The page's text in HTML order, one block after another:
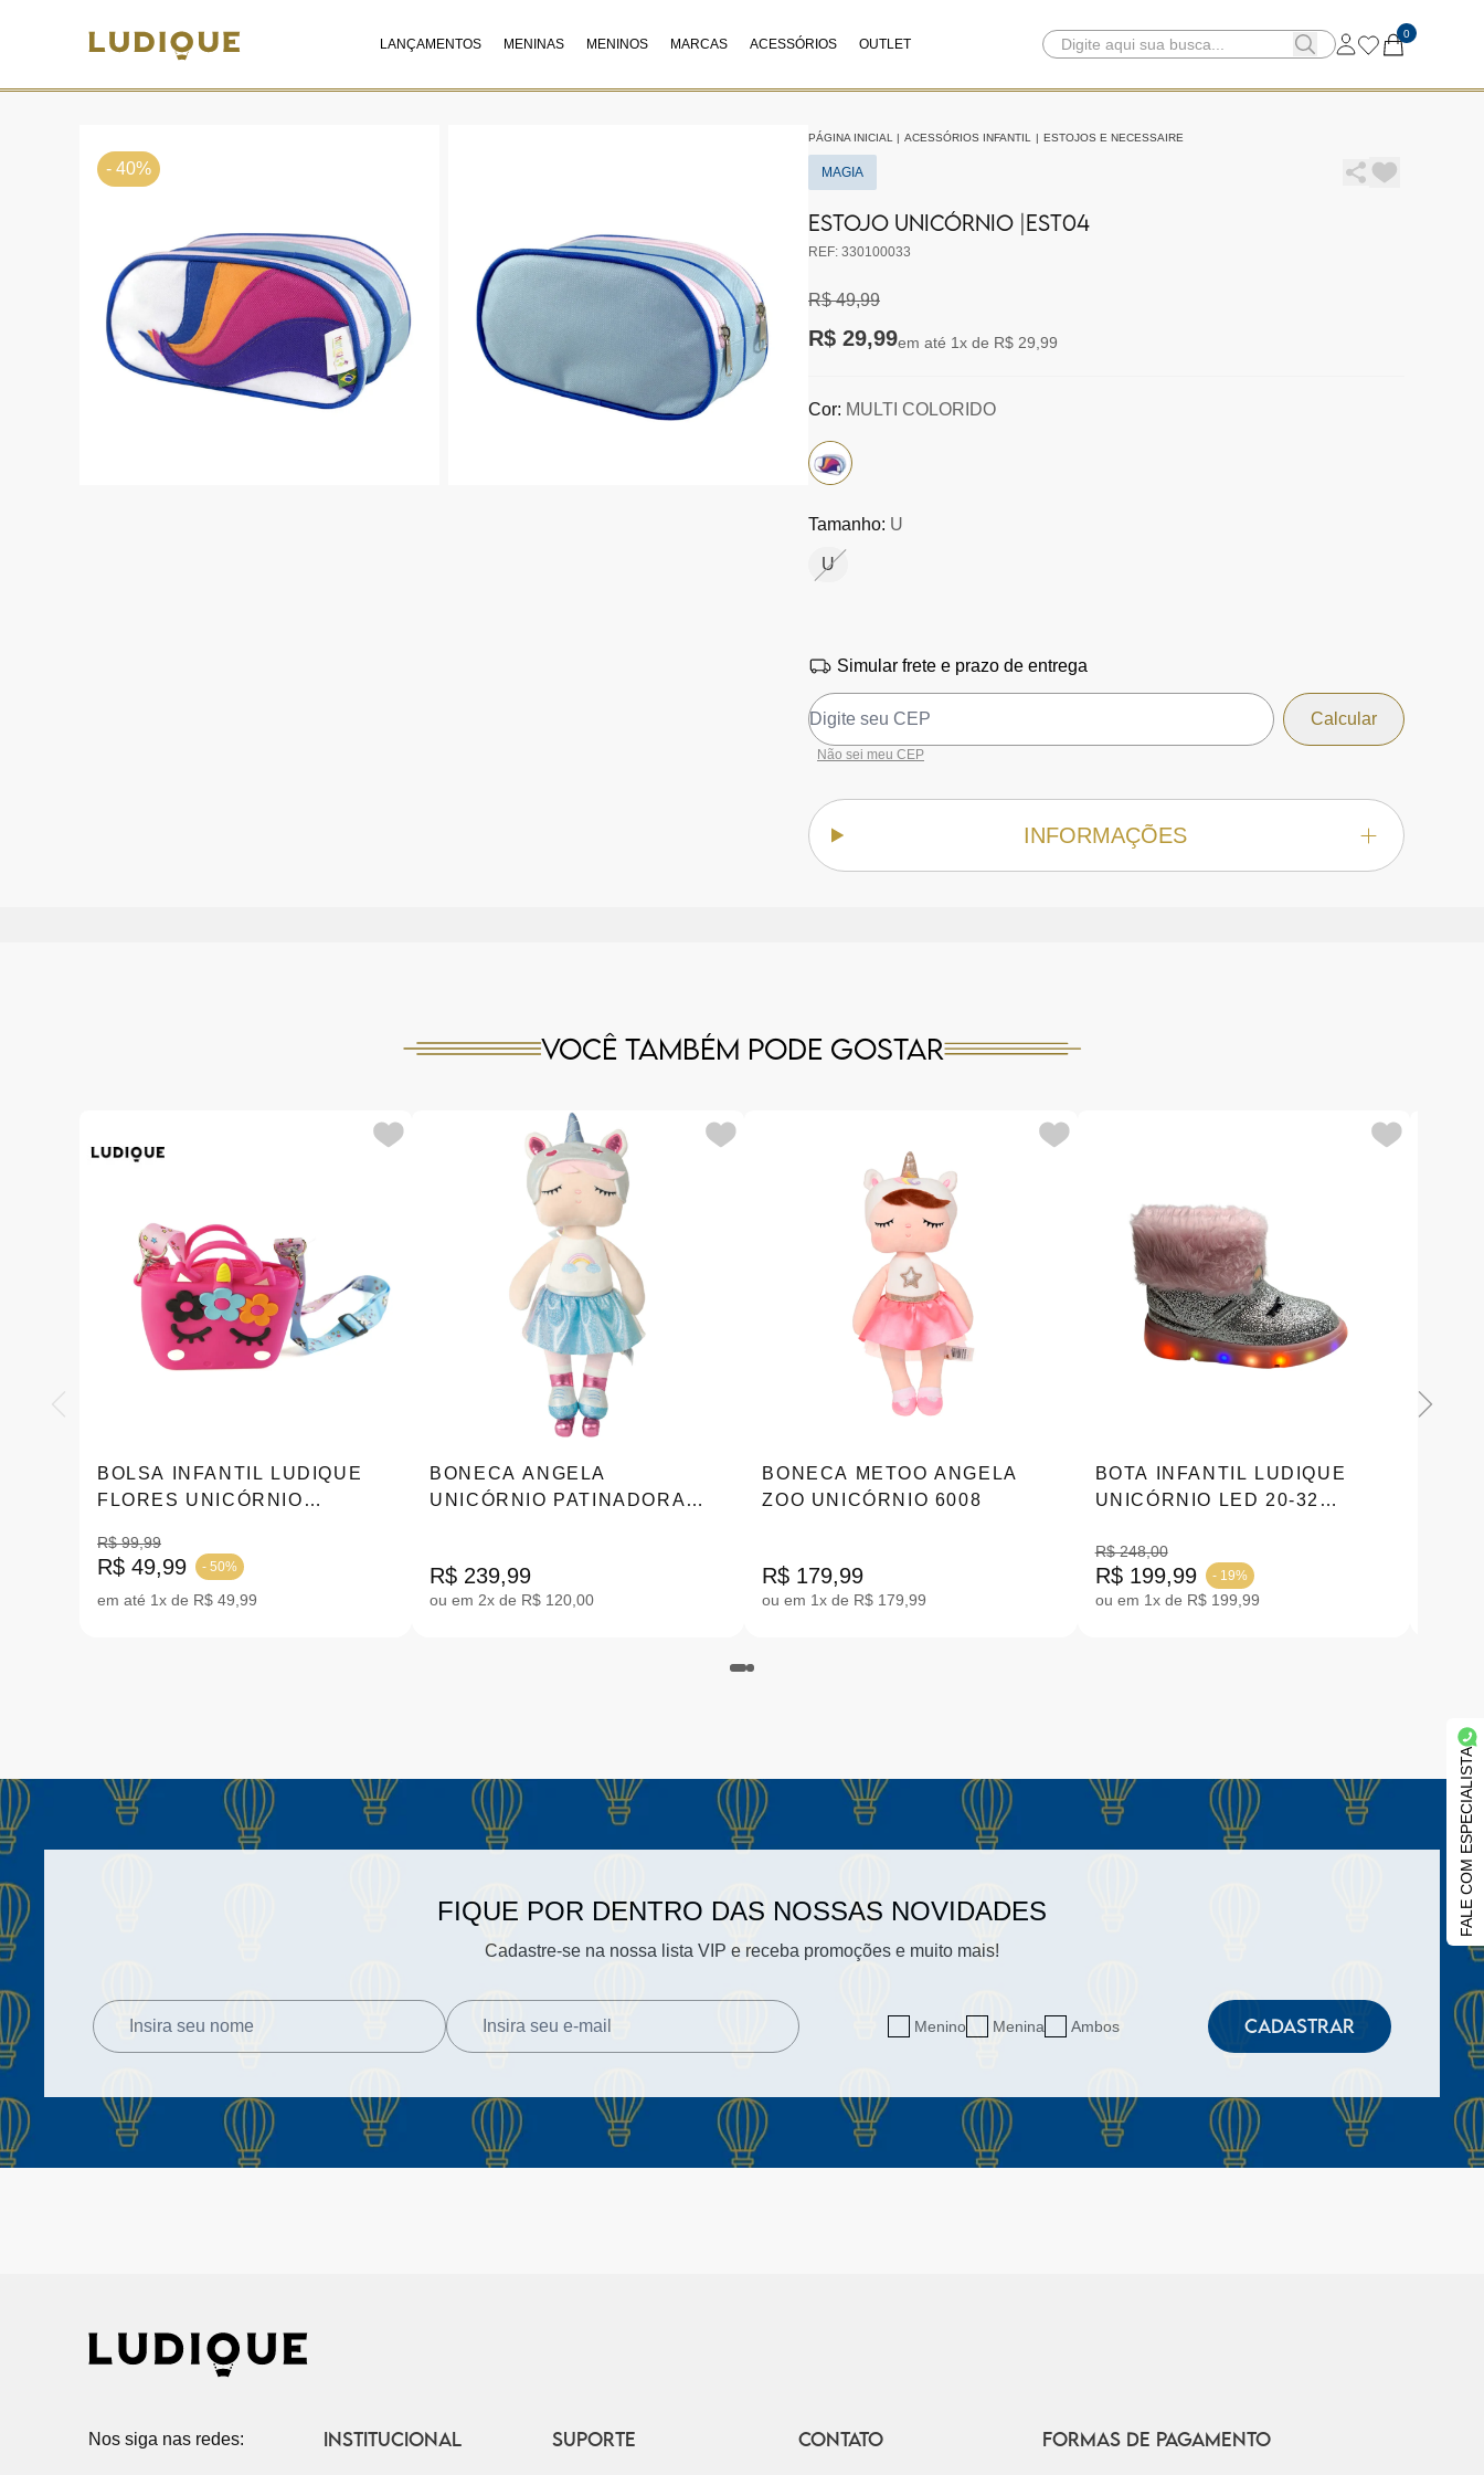
FALE COM ESPECIALISTA
LANÇAMENTOS MENINAS MENINOS MARCAS ACESSÓRIOS OUTLET
0
PÁGINA INICIAL | ACESSÓRIOS INFANTIL | ESTOJOS E NECESSAIRE
MAGIA
ESTOJO UNICÓRNIO |EST04
REF: 330100033
R$ 49,99
R$ 29,99em até 1x de R$ 29,99
- 40%
Cor: MULTI COLORIDO
Tamanho: U
U
Simular frete e prazo de entrega
Não sei meu CEP
INFORMAÇÕES
Você também pode gostar
BOLSA INFANTIL LUDIQUE
FLORES UNICÓRNIO
R$ 99,99
R$ 49,99 - 50%
em até 1x de R$ 49,99
BONECA ANGELA
UNICÓRNIO PATINADORA
R$ 239,99
ou em 2x de R$ 120,00
BONECA METOO ANGELA
ZOO UNICÓRNIO 6008
R$ 179,99
ou em 1x de R$ 179,99
BOTA INFANTIL LUDIQUE
UNICÓRNIO LED 20-32
R$ 248,00
R$ 199,99 - 19%
ou em 1x de R$ 199,99
FIQUE POR DENTRO DAS NOSSAS NOVIDADES
Cadastre-se na nossa lista VIP e receba promoções e muito mais!
Menino Menina Ambos CADASTRAR
Nos siga nas redes: INSTITUCIONAL SUPORTE CONTATO FORMAS DE PAGAMENTO